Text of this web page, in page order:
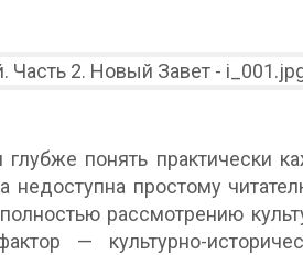
понять практически
недоступна простому
рассмотрению
— культурно-